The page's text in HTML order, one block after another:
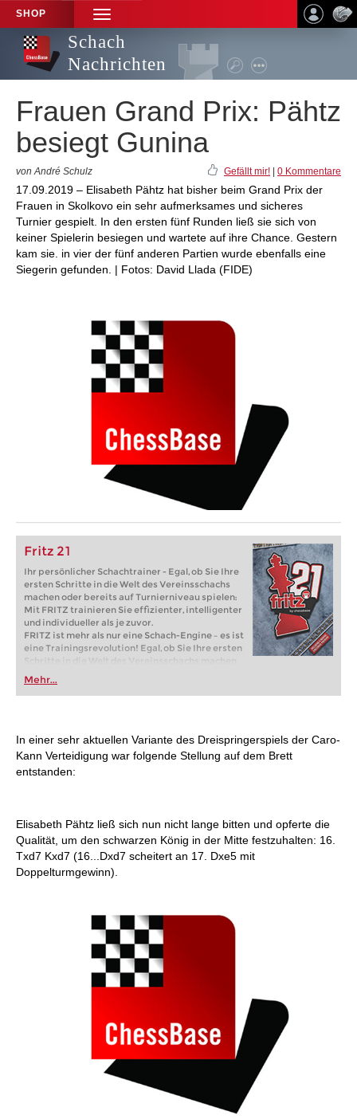
SHOP
TOGGLE
NAVIGATION
Schach
Nachrichten
Frauen Grand Prix: Pähtz
besiegt Gunina
von André Schulz Gefällt mir! 0 Kommentare
17.09.2019 – Elisabeth Pähtz hat bisher beim Grand Prix der
Frauen in Skolkovo ein sehr aufmerksames und sicheres
Turnier gespielt. In den ersten fünf Runden ließ sie sich von
keiner Spielerin besiegen und wartete auf ihre Chance. Gestern
kam sie. in vier der fünf anderen Partien wurde ebenfalls eine
Siegerin gefunden. | Fotos: David Llada (FIDE)
Fritz 21
Ihr persönlicher Schachtrainer - Egal, ob Sie Ihre
ersten Schritte in die Welt des Vereinsschachs
machen oder bereits auf Turnierniveau spielen:
Mit FRITZ trainieren Sie effizienter, intelligenter
und individueller als je zuvor.
FRITZ ist mehr als nur eine Schach-Engine – es ist
eine Trainingsrevolution! Egal, ob Sie Ihre ersten
Schritte in die Welt des Vereinsschachs machen
oder bereits auf Turnierniveau spielen: Mit
FRITZ trainieren Sie effizienter, intelligenter und
individueller als je zuvor.
Mehr...
In einer sehr aktuellen Variante des Dreispringerspiels der Caro-
Kann Verteidigung war folgende Stellung auf dem Brett
entstanden:
Elisabeth Pähtz ließ sich nun nicht lange bitten und opferte die
Qualität, um den schwarzen König in der Mitte festzuhalten: 16.
Txd7 Kxd7 (16...Dxd7 scheitert an 17. Dxe5 mit
Doppelturmgewinn).